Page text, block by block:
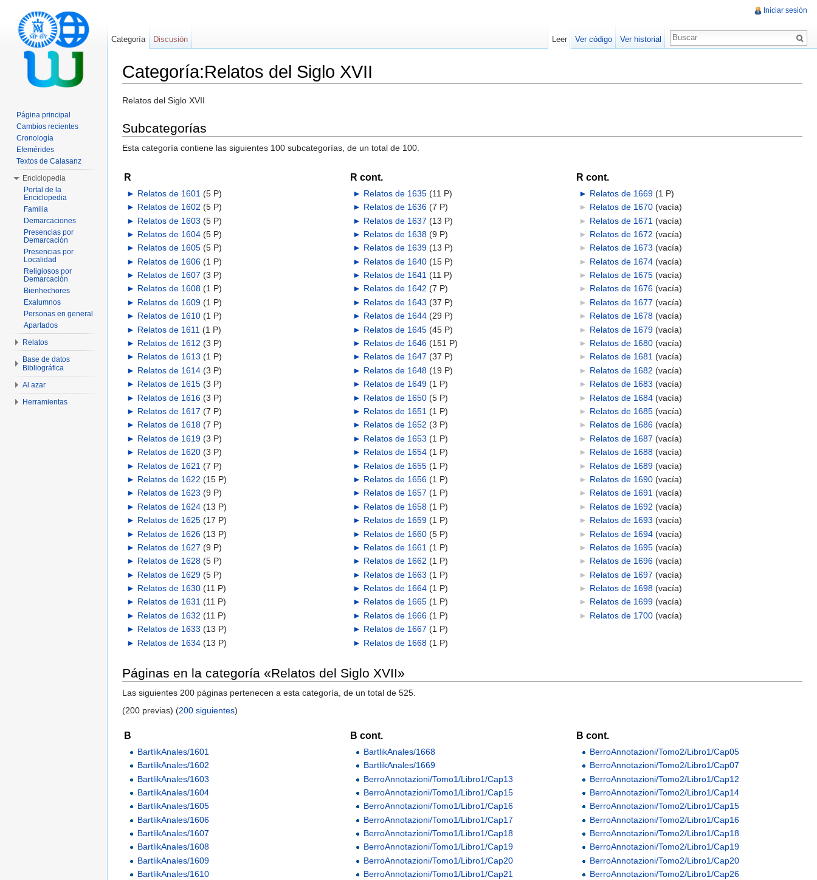
Categoría:Relatos del Siglo XVII
Relatos del Siglo XVII
Subcategorías
Esta categoría contiene las siguientes 100 subcategorías, de un total de 100.
R
► Relatos de 1601 (5 P)
► Relatos de 1602 (5 P)
► Relatos de 1603 (5 P)
► Relatos de 1604‎ (5 P)
► Relatos de 1605‎ (5 P)
► Relatos de 1606‎ (1 P)
► Relatos de 1607 (3 P)
► Relatos de 1608‎ (1 P)
► Relatos de 1609‎ (1 P)
► Relatos de 1610‎ (1 P)
► Relatos de 1611 (1 P)
► Relatos de 1612 (3 P)
► Relatos de 1613 (1 P)
► Relatos de 1614‎ (3 P)
► Relatos de 1615‎ (3 P)
► Relatos de 1616‎ (3 P)
► Relatos de 1617 (7 P)
► Relatos de 1618‎ (7 P)
► Relatos de 1619‎ (3 P)
► Relatos de 1620‎ (3 P)
► Relatos de 1621 (7 P)
► Relatos de 1622 (15 P)
► Relatos de 1623 (9 P)
► Relatos de 1624‎ (13 P)
► Relatos de 1625‎ (17 P)
► Relatos de 1626‎ (13 P)
► Relatos de 1627 (9 P)
► Relatos de 1628‎ (5 P)
► Relatos de 1629‎ (5 P)
► Relatos de 1630‎ (11 P)
► Relatos de 1631‎ (11 P)
► Relatos de 1632 (11 P)
► Relatos de 1633 (13 P)
► Relatos de 1634‎ (13 P)
R cont.
► Relatos de 1635‎ (11 P)
► Relatos de 1636‎ (7 P)
► Relatos de 1637 (13 P)
► Relatos de 1638‎ (9 P)
► Relatos de 1639‎ (13 P)
► Relatos de 1640‎ (15 P)
► Relatos de 1641 (11 P)
► Relatos de 1642 (7 P)
► Relatos de 1643 (37 P)
► Relatos de 1644‎ (29 P)
► Relatos de 1645‎ (45 P)
► Relatos de 1646‎ (151 P)
► Relatos de 1647 (37 P)
► Relatos de 1648‎ (19 P)
► Relatos de 1649‎ (1 P)
► Relatos de 1650‎ (5 P)
► Relatos de 1651 (1 P)
► Relatos de 1652 (3 P)
► Relatos de 1653 (1 P)
► Relatos de 1654‎ (1 P)
► Relatos de 1655‎ (1 P)
► Relatos de 1656‎ (1 P)
► Relatos de 1657 (1 P)
► Relatos de 1658‎ (1 P)
► Relatos de 1659‎ (1 P)
► Relatos de 1660‎ (5 P)
► Relatos de 1661 (1 P)
► Relatos de 1662 (1 P)
► Relatos de 1663 (1 P)
► Relatos de 1664‎ (1 P)
► Relatos de 1665‎ (1 P)
► Relatos de 1666‎ (1 P)
► Relatos de 1667 (1 P)
► Relatos de 1668‎ (1 P)
R cont.
► Relatos de 1669‎ (1 P)
► Relatos de 1670‎ (vacía)
► Relatos de 1671 (vacía)
► Relatos de 1672 (vacía)
► Relatos de 1673 (vacía)
► Relatos de 1674‎ (vacía)
► Relatos de 1675‎ (vacía)
► Relatos de 1676‎ (vacía)
► Relatos de 1677 (vacía)
► Relatos de 1678‎ (vacía)
► Relatos de 1679‎ (vacía)
► Relatos de 1680‎ (vacía)
► Relatos de 1681‎ (vacía)
► Relatos de 1682 (vacía)
► Relatos de 1683 (vacía)
► Relatos de 1684‎ (vacía)
► Relatos de 1685‎ (vacía)
► Relatos de 1686‎ (vacía)
► Relatos de 1687 (vacía)
► Relatos de 1688‎ (vacía)
► Relatos de 1689‎ (vacía)
► Relatos de 1690‎ (vacía)
► Relatos de 1691‎ (vacía)
► Relatos de 1692 (vacía)
► Relatos de 1693 (vacía)
► Relatos de 1694‎ (vacía)
► Relatos de 1695‎ (vacía)
► Relatos de 1696‎ (vacía)
► Relatos de 1697 (vacía)
► Relatos de 1698‎ (vacía)
► Relatos de 1699‎ (vacía)
► Relatos de 1700‎ (vacía)
Páginas en la categoría «Relatos del Siglo XVII»
Las siguientes 200 páginas pertenecen a esta categoría, de un total de 525.
(200 previas) (200 siguientes)
B
BartlikAnales/1601
BartlikAnales/1602
BartlikAnales/1603
BartlikAnales/1604
BartlikAnales/1605
BartlikAnales/1606
BartlikAnales/1607
BartlikAnales/1608
BartlikAnales/1609
BartlikAnales/1610
B cont.
BartlikAnales/1668
BartlikAnales/1669
BerroAnnotazioni/Tomo1/Libro1/Cap13
BerroAnnotazioni/Tomo1/Libro1/Cap15
BerroAnnotazioni/Tomo1/Libro1/Cap16
BerroAnnotazioni/Tomo1/Libro1/Cap17
BerroAnnotazioni/Tomo1/Libro1/Cap18
BerroAnnotazioni/Tomo1/Libro1/Cap19
BerroAnnotazioni/Tomo1/Libro1/Cap20
BerroAnnotazioni/Tomo1/Libro1/Cap21
B cont.
BerroAnnotazioni/Tomo2/Libro1/Cap05
BerroAnnotazioni/Tomo2/Libro1/Cap07
BerroAnnotazioni/Tomo2/Libro1/Cap12
BerroAnnotazioni/Tomo2/Libro1/Cap14
BerroAnnotazioni/Tomo2/Libro1/Cap15
BerroAnnotazioni/Tomo2/Libro1/Cap16
BerroAnnotazioni/Tomo2/Libro1/Cap18
BerroAnnotazioni/Tomo2/Libro1/Cap19
BerroAnnotazioni/Tomo2/Libro1/Cap20
BerroAnnotazioni/Tomo2/Libro1/Cap26
Iniciar sesión
Categoría Discusión Leer Ver código Ver historial
Página principal
Cambios recientes
Cronología
Efemérides
Textos de Calasanz
Enciclopedia
Portal de la
Enciclopedia
Familia
Demarcaciones
Presencias por
Demarcación
Presencias por
Localidad
Religiosos por
Demarcación
Bienhechores
Exalumnos
Personas en general
Apartados
Relatos
Base de datos
Bibliográfica
Al azar
Herramientas